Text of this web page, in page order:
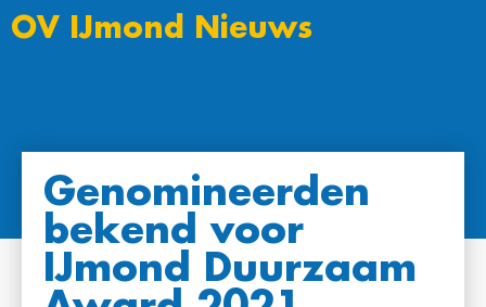
OV IJmond Nieuws
Genomineerden
bekend voor
IJmond Duurzaam